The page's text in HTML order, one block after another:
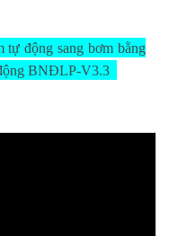
tự động sang bơm bằng
BNĐLP-V3.3